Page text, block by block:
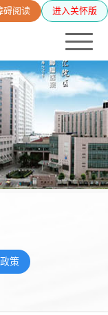
碍阅读 进入关怀版
策